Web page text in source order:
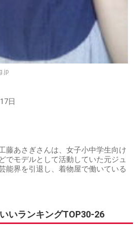
日
藤あさぎさんは、女子小中学生向け
でモデルとして活動していた元ジュ
能界を引退し、着物屋で働いている
いランキングTOP30-26